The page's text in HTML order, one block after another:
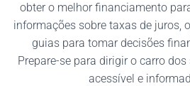
obter o melhor financiamento
informações sobre taxas de juros,
guias para tomar decisões
Prepare-se para dirigir o carro
acessível e